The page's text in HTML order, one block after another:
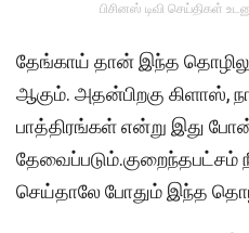
பிசினஸ் டிவி செய்திகள்
தேங்காய் தான் இந்த
ஆகும். அதன்பிறகு கிளாஸ்,
பாத்திரங்கள் என்று இது
தேவைப்படும்.குறைந்தபட்சம்
செய்தாலே போதும் இந்த